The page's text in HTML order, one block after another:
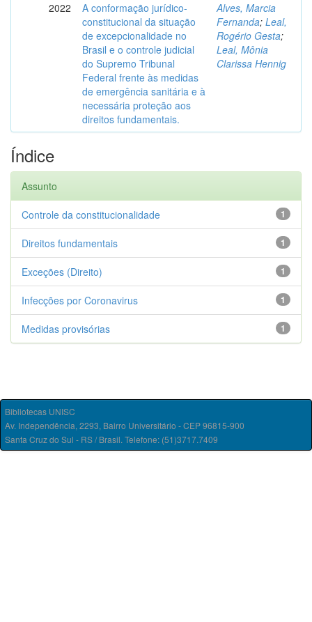
2022
A conformação jurídico-
constitucional da situação
de excepcionalidade no
Brasil e o controle judicial
do Supremo Tribunal
Federal frente às medidas
de emergência sanitária e à
necessária proteção aos
direitos fundamentais.
Alves, Marcia
Fernanda; Leal,
Rogério Gesta;
Leal, Mônia
Clarissa Hennig
Índice
Assunto
1
Controle da constitucionalidade
1
Direitos fundamentais
1
Exceções (Direito)
1
Infecções por Coronavirus
1
Medidas provisórias
Bibliotecas UNISC
Av. Independência, 2293, Bairro Universitário - CEP 96815-900
Santa Cruz do Sul - RS / Brasil. Telefone: (51)3717.7409